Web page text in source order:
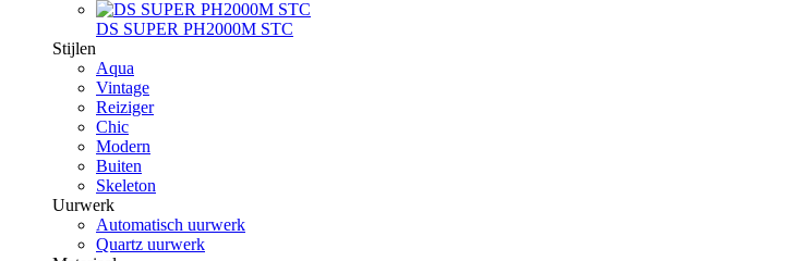
DS SUPER PH2000M STC
Stijlen
Aqua
Vintage
Reiziger
Chic
Modern
Buiten
Skeleton
Uurwerk
Automatisch uurwerk
Quartz uurwerk